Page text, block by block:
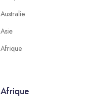
Australie
Asie
Afrique
Afrique